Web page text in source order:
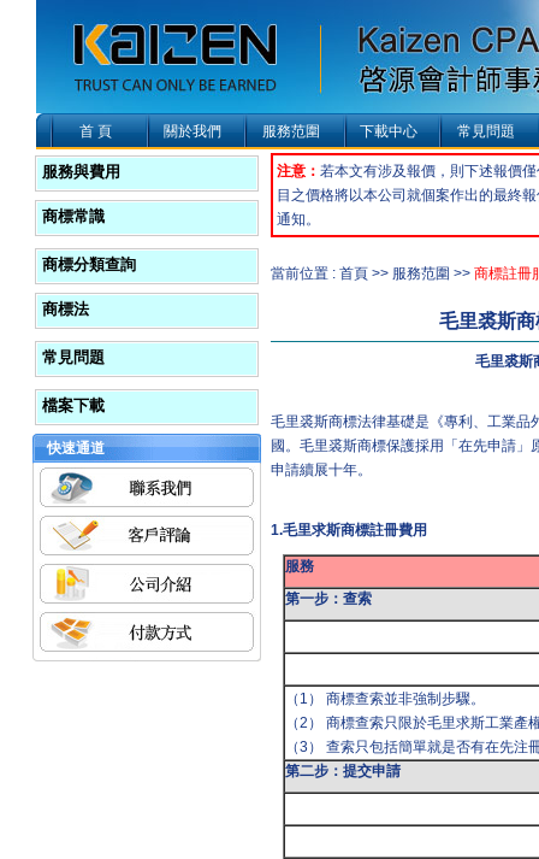
首 頁 關於我們 服務范圍 下載中心 常見問題
服務與費用
商標常識
商標分類查詢
商標法
常見問題
檔案下載
快速通道
注意： 若本文有涉及報價，則下述報價
目之價格將以本公司就個案作出的最終
通知。
當前位置 : 首頁 >> 服務范圍 >> 商標註冊
毛里裘斯
毛里裘斯
毛里裘斯商標法律基礎是《專利、工業
國。毛里裘斯商標保護採用「在先申請
申請續展十年。
1.毛里求斯商標註冊費用
服務
第一步：查索
（1） 商標查索並非強制步驟。
（2） 商標查索只限於毛里求斯工業產
（3） 查索只包括簡單就是否有在先
第二步：提交申請